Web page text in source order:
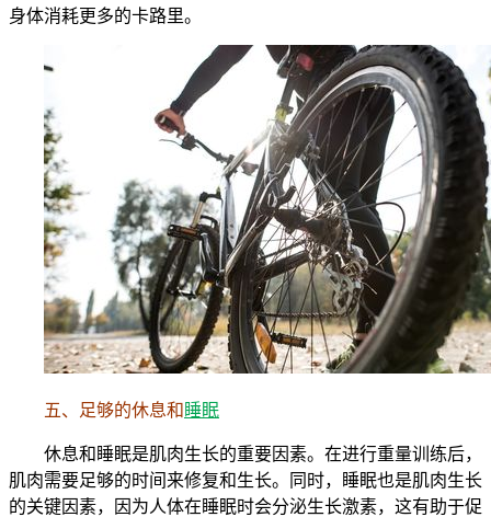
身体消耗更多的卡路里。
五、足够的休息和 睡眠
休息和睡眠是肌肉生长的重要因素。在进行重量训练后，
肌肉需要足够的时间来修复和生长。同时，睡眠也是肌肉生长
的关键因素，因为人体在睡眠时会分泌生长激素，这有助于促